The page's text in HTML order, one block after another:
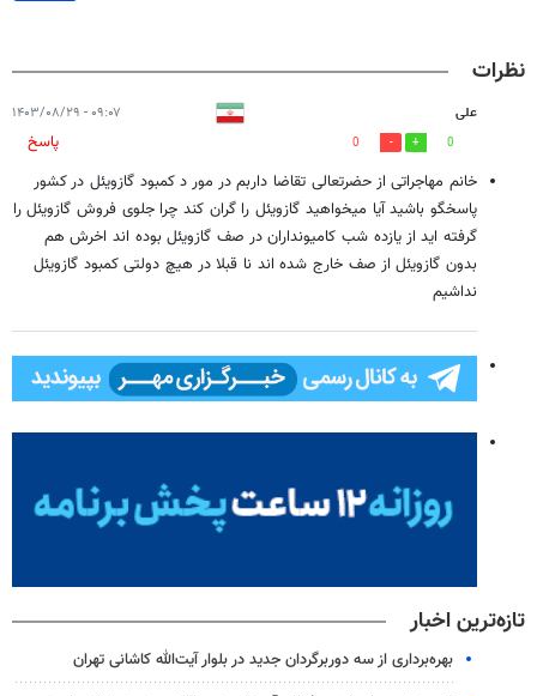
نظرات
علی ۰۹:۰۷ - ۱۴۰۳/۰۸/۲۹
0
0
پاسخ
خانم مهاجراتی از حضرتعالی تقاضا داربم در مور د کمبود گازویئل در کشور
پاسخگو باشید آیا میخواهید گازویئل را گران کند چرا جلوی فروش گازویئل را
گرفته اید از یازده شب کامیونداران در صف گازویئل بوده اند اخرش هم
بدون گازویئل از صف خارج شده اند نا قبلا در هیچ دولتی کمبود گازویئل
نداشیم
تازه‌ترین اخبار
بهره‌برداری از سه دوربرگردان جدید در بلوار آیت‌الله کاشانی تهران